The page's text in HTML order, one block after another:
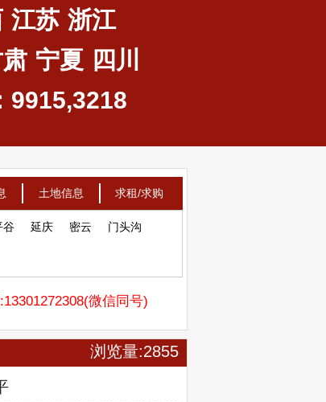
江苏 浙江
宁夏 四川
9915,3218
土地信息 求租/求购
谷 延庆 密云 门头沟
微信同号)
浏览量:2855